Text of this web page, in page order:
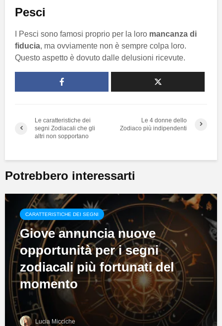
Pesci
I Pesci sono famosi proprio per la loro mancanza di
fiducia, ma ovviamente non è sempre colpa loro.
Questo aspetto è dovuto dalle delusioni ricevute.
Le caratteristiche dei
segni Zodiacali che gli
altri non sopportano
Le 4 donne dello
Zodiaco più indipendenti
Potrebbero interessarti
CARATTERISTICHE DEI SEGNI
Giove annuncia nuove
opportunità per i segni
zodiacali più fortunati del
momento
Lucia Micciche